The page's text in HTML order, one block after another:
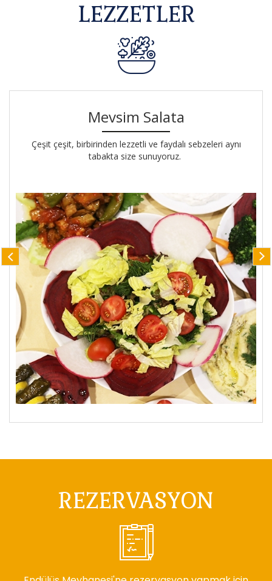
LEZZETLER
Mevsim Salata
Çeşit çeşit, birbirinden lezzetli ve faydalı sebzeleri aynı
tabakta size sunuyoruz.
REZERVASYON